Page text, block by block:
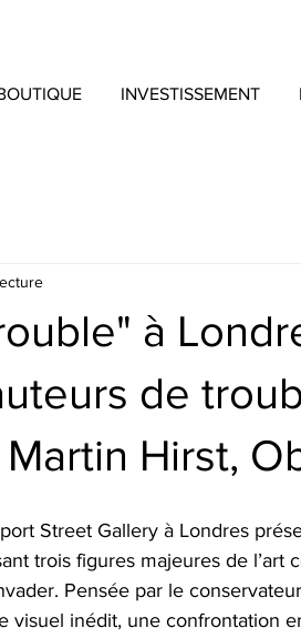
INVESTISSEMENT
à
de
Hirst,
Street Gallery à Londres
trois figures majeures de l’art
Pensée par le
visuel inédit, une confrontation